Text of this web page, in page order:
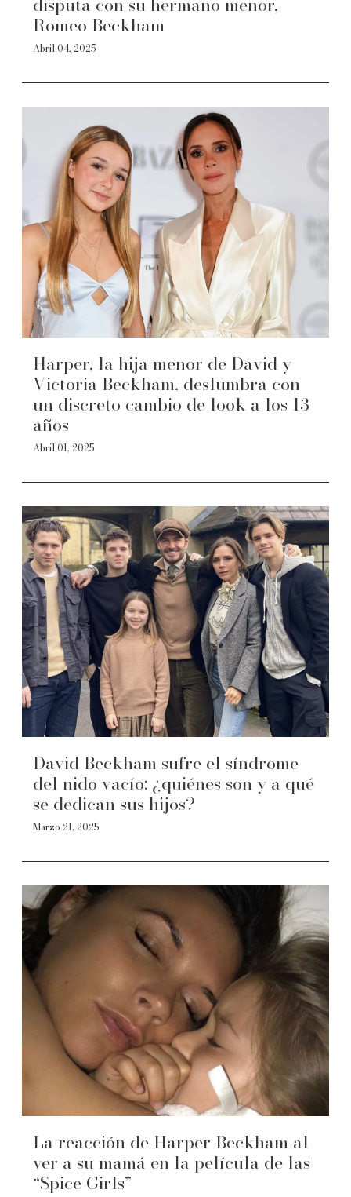
Romeo Beckham
Abril 04, 2025
Harper, la hija menor de David y
Victoria Beckham, deslumbra con
un discreto cambio de look a los 13
años
Abril 01, 2025
David Beckham sufre el síndrome
del nido vacío: ¿quiénes son y a qué
se dedican sus hijos?
Marzo 21, 2025
La reacción de Harper Beckham al
ver a su mamá en la película de las
“Spice Girls”